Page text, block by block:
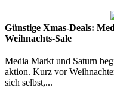
Günstige Xmas-Deals:
Weihnachts-Sale
Media Markt und Saturn
aktion. Kurz vor
sich selbst,...